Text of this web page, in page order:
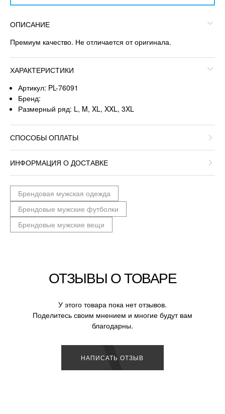
ОПИСАНИЕ
Премиум качество. Не отличается от оригинала.
ХАРАКТЕРИСТИКИ
Артикул: PL-76091
Бренд:
Размерный ряд: L, M, XL, XXL, 3XL
СПОСОБЫ ОПЛАТЫ
ИНФОРМАЦИЯ О ДОСТАВКЕ
Брендовая мужская одежда
Брендовые мужские футболки
Брендовые мужские вещи
ОТЗЫВЫ О ТОВАРЕ
У этого товара пока нет отзывов.
Поделитесь своим мнением и многие будут вам
благодарны.
НАПИСАТЬ ОТЗЫВ